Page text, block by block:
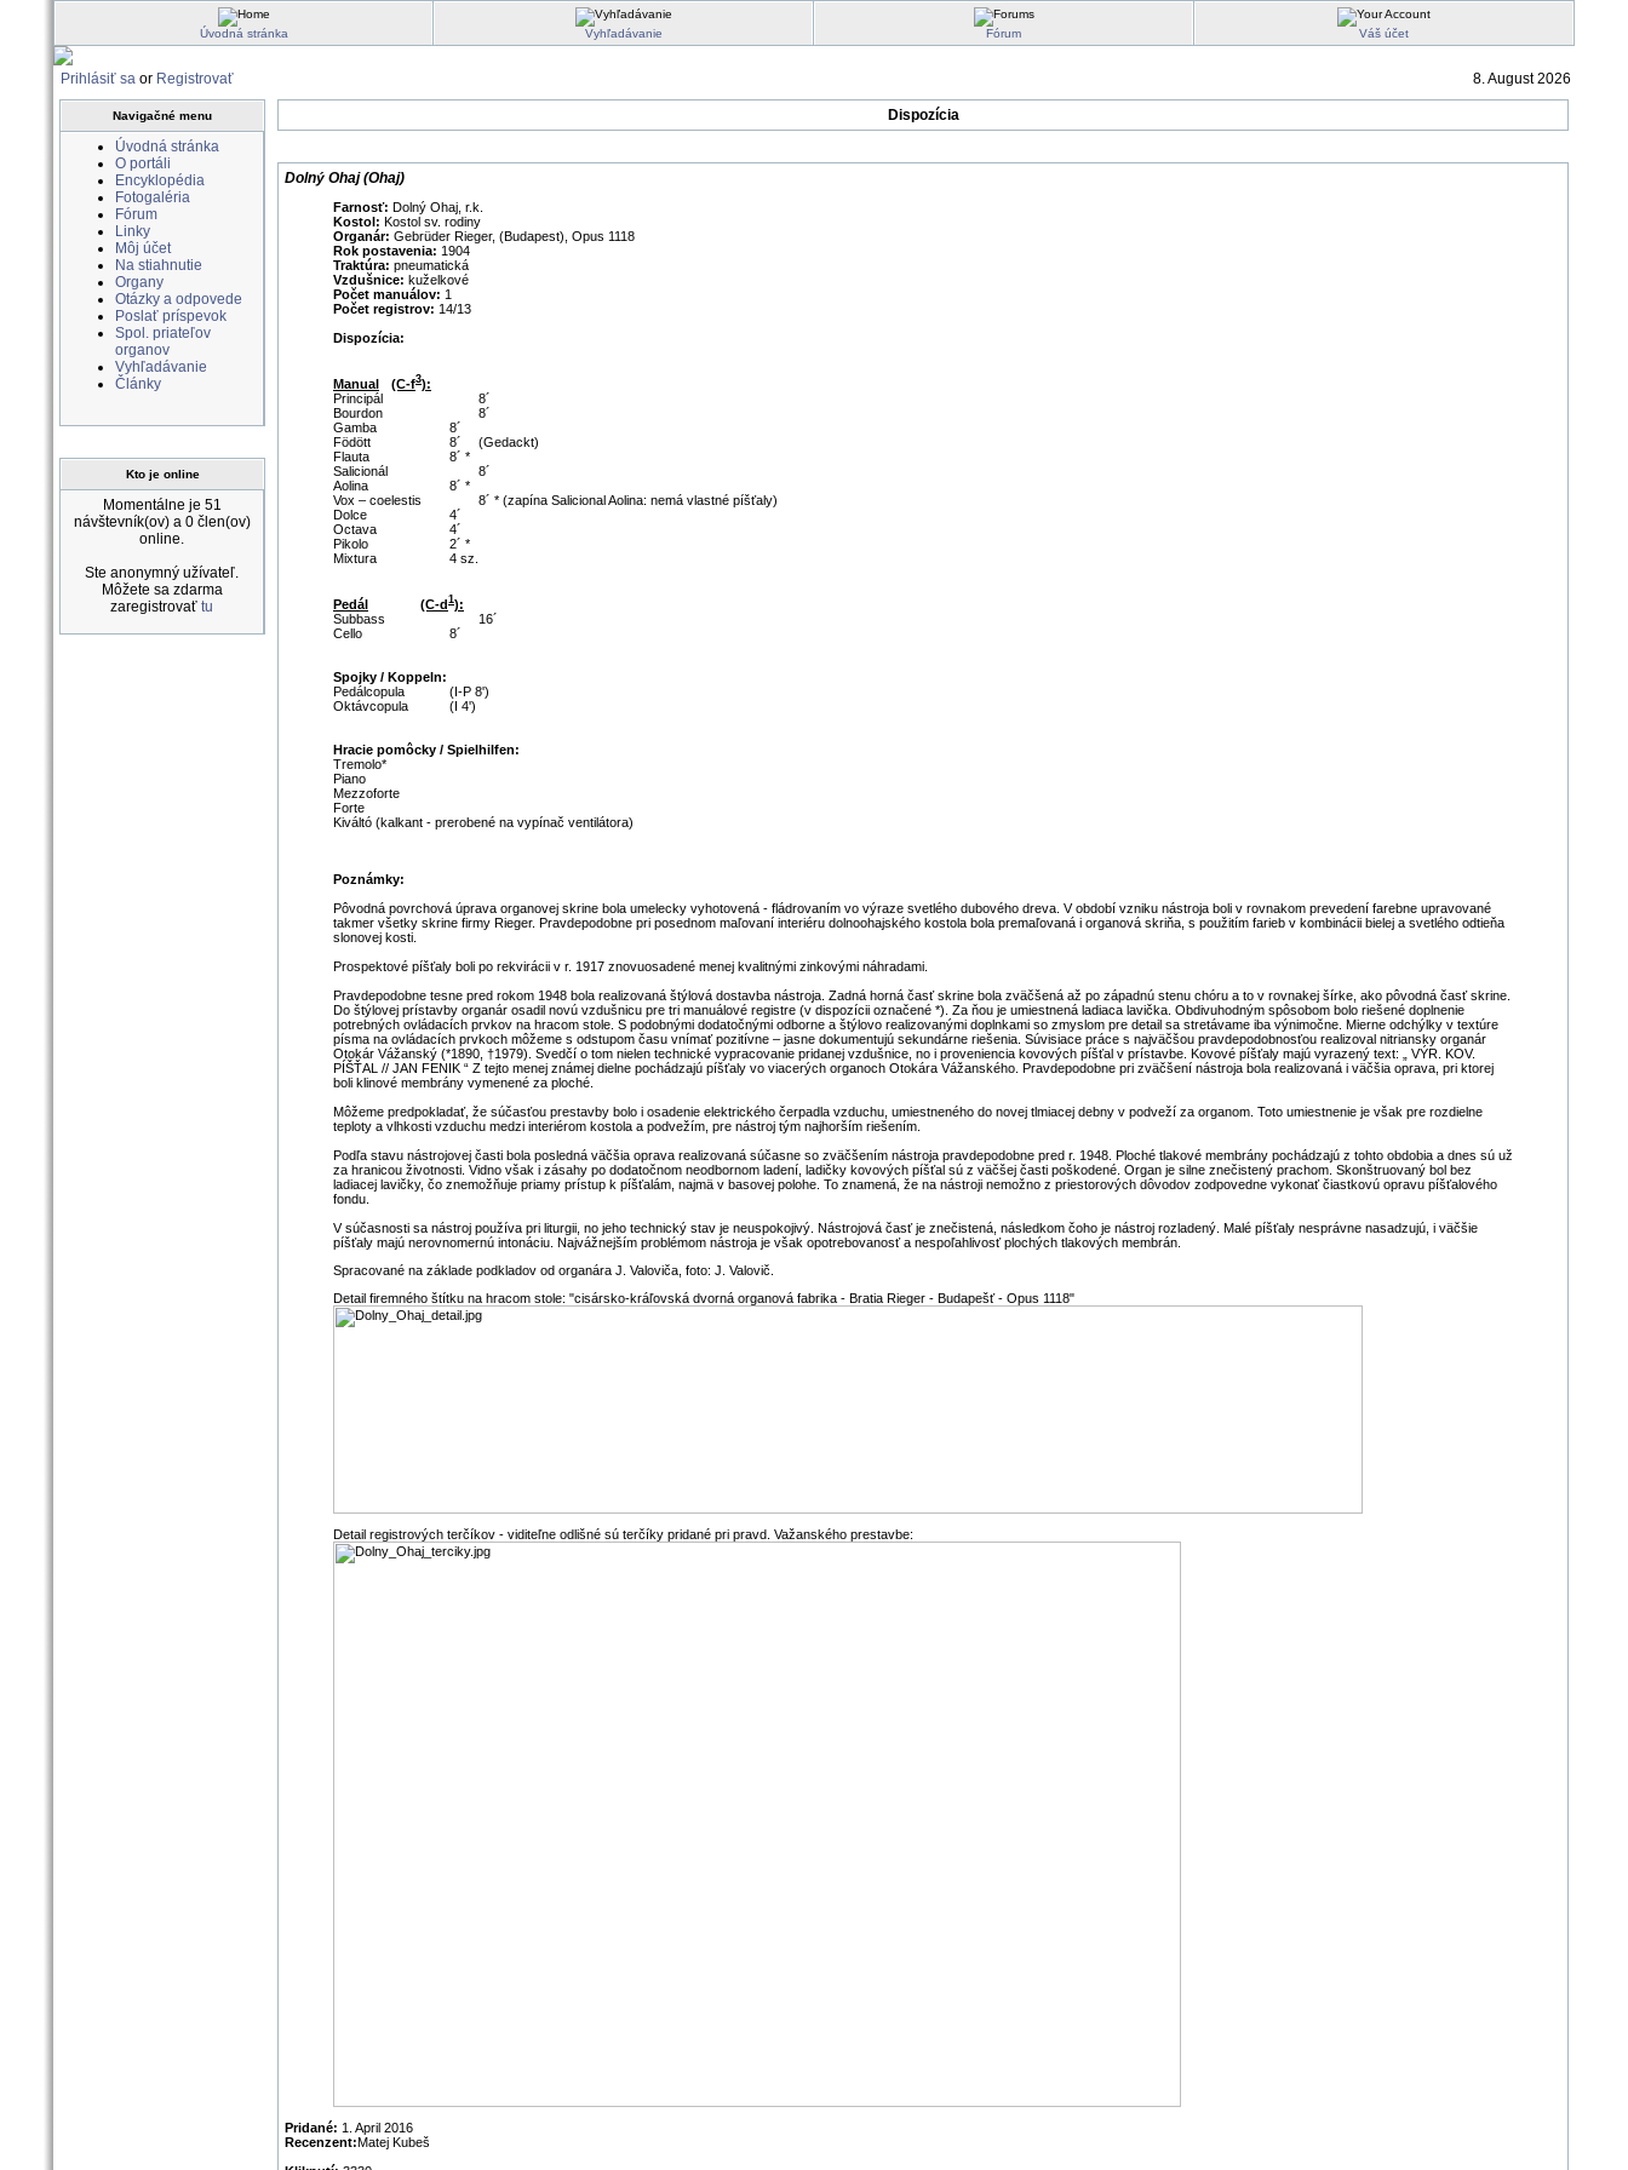
Úvodná stránka Vyhľadávanie Fórum Váš účet
Prihlásiť sa or Registrovať 8. August 2026
Navigačné menu
Úvodná stránka
O portáli
Encyklopédia
Fotogaléria
Fórum
Linky
Môj účet
Na stiahnutie
Organy
Otázky a odpovede
Poslať príspevok
Spol. priateľov
organov
Vyhľadávanie
Články
Kto je online
Momentálne je 51
návštevník(ov) a 0 člen(ov)
online.
Ste anonymný užívateľ.
Môžete sa zdarma
zaregistrovať tu
Dispozícia
Dolný Ohaj (Ohaj)
Farnosť: Dolný Ohaj, r.k.
Kostol: Kostol sv. rodiny
Organár: Gebrüder Rieger, (Budapest), Opus 1118
Rok postavenia: 1904
Traktúra: pneumatická
Vzdušnice: kuželkové
Počet manuálov: 1
Počet registrov: 14/13
Dispozícia:
Manual (C-f3):
Principál
8´
Bourdon
8´
Gamba
8´
Födött
8´
(Gedackt)
Flauta
8´ *
Salicionál
8´
Aolina
8´ *
Vox – coelestis
8´ * (zapína Salicional Aolina: nemá vlastné píšťaly)
Dolce
4´
Octava
4´
Pikolo
2´ *
Mixtura
4 sz.
Pedál (C-d 1):
Subbass
16´
Cello
8´
Spojky / Koppeln:
Pedálcopula
(I-P 8')
Oktávcopula
(I 4')
Hracie pomôcky / Spielhilfen:
Tremolo*
Piano
Mezzoforte
Forte
Kiváltó (kalkant - prerobené na vypínač ventilátora)
Poznámky:
Pôvodná povrchová úprava organovej skrine bola umelecky vyhotovená - fládrovaním vo výraze svetlého dubového dreva. V období vzniku nástroja boli v rovnakom prevedení farebne upravované
takmer všetky skrine firmy Rieger. Pravdepodobne pri posednom maľovaní interiéru dolnoohajského kostola bola premaľovaná i organová skriňa, s použitím farieb v kombinácii bielej a svetlého odtieňa
slonovej kosti.
Prospektové píšťaly boli po rekvirácii v r. 1917 znovuosadené menej kvalitnými zinkovými náhradami.
Pravdepodobne tesne pred rokom 1948 bola realizovaná štýlová dostavba nástroja. Zadná horná časť skrine bola zväčšená až po západnú stenu chóru a to v rovnakej šírke, ako pôvodná časť skrine.
Do štýlovej prístavby organár osadil novú vzdušnicu pre tri manuálové registre (v dispozícii označené *). Za ňou je umiestnená ladiaca lavička. Obdivuhodným spôsobom bolo riešené doplnenie
potrebných ovládacích prvkov na hracom stole. S podobnými dodatočnými odborne a štýlovo realizovanými doplnkami so zmyslom pre detail sa stretávame iba výnimočne. Mierne odchýlky v textúre
písma na ovládacích prvkoch môžeme s odstupom času vnímať pozitívne – jasne dokumentujú sekundárne riešenia. Súvisiace práce s najväčšou pravdepodobnosťou realizoval nitriansky organár
Otokár Vážanský (*1890, †1979). Svedčí o tom nielen technické vypracovanie pridanej vzdušnice, no i proveniencia kovových píšťal v prístavbe. Kovové píšťaly majú vyrazený text: „ VÝR. KOV.
PÍŠŤAL // JAN FENIK “ Z tejto menej známej dielne pochádzajú píšťaly vo viacerých organoch Otokára Vážanského. Pravdepodobne pri zväčšení nástroja bola realizovaná i väčšia oprava, pri ktorej
boli klinové membrány vymenené za ploché.
Môžeme predpokladať, že súčasťou prestavby bolo i osadenie elektrického čerpadla vzduchu, umiestneného do novej tlmiacej debny v podveží za organom. Toto umiestnenie je však pre rozdielne
teploty a vlhkosti vzduchu medzi interiérom kostola a podvežím, pre nástroj tým najhorším riešením.
Podľa stavu nástrojovej časti bola posledná väčšia oprava realizovaná súčasne so zväčšením nástroja pravdepodobne pred r. 1948. Ploché tlakové membrány pochádzajú z tohto obdobia a dnes sú už
za hranicou životnosti. Vidno však i zásahy po dodatočnom neodbornom ladení, ladičky kovových píšťal sú z väčšej časti poškodené. Organ je silne znečistený prachom. Skonštruovaný bol bez
ladiacej lavičky, čo znemožňuje priamy prístup k píšťalám, najmä v basovej polohe. To znamená, že na nástroji nemožno z priestorových dôvodov zodpovedne vykonať čiastkovú opravu píšťalového
fondu.
V súčasnosti sa nástroj používa pri liturgii, no jeho technický stav je neuspokojivý. Nástrojová časť je znečistená, následkom čoho je nástroj rozladený. Malé píšťaly nesprávne nasadzujú, i väčšie
píšťaly majú nerovnomernú intonáciu. Najvážnejším problémom nástroja je však opotrebovanosť a nespoľahlivosť plochých tlakových membrán.
Spracované na základe podkladov od organára J. Valoviča, foto: J. Valovič.
Detail firemného štítku na hracom stole: "cisársko-kráľovská dvorná organová fabrika - Bratia Rieger - Budapešť - Opus 1118"
Detail registrových terčíkov - viditeľne odlišné sú terčíky pridané pri pravd. Važanského prestavbe:
Pridané: 1. April 2016
Recenzent:Matej Kubeš